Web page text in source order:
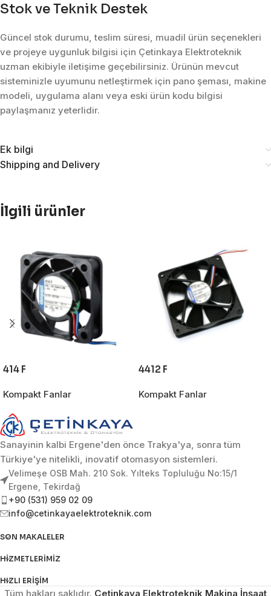
Stok ve Teknik Destek
Güncel stok durumu, teslim süresi, muadil ürün seçenekleri
ve projeye uygunluk bilgisi için Çetinkaya Elektroteknik
uzman ekibiyle iletişime geçebilirsiniz. Ürünün mevcut
sisteminizle uyumunu netleştirmek için pano şeması, makine
modeli, uygulama alanı veya eski ürün kodu bilgisi
paylaşmanız yeterlidir.
Ek bilgi
Shipping and Delivery
İlgili ürünler
414 F
Kompakt Fanlar
4412 F
Kompakt Fanlar
Sanayinin kalbi Ergene'den önce Trakya'ya, sonra tüm
Türkiye'ye nitelikli, inovatif otomasyon sistemleri.
Velimeşe OSB Mah. 210 Sok. Yılteks Topluluğu No:15/1
Ergene, Tekirdağ
+90 (531) 959 02 09
info@cetinkayaelektroteknik.com
SON MAKALELER
HIZMETLERIMIZ
HIZLI ERIŞIM
Tüm hakları saklıdır. Çetinkaya Elektroteknik Makina İnşaat